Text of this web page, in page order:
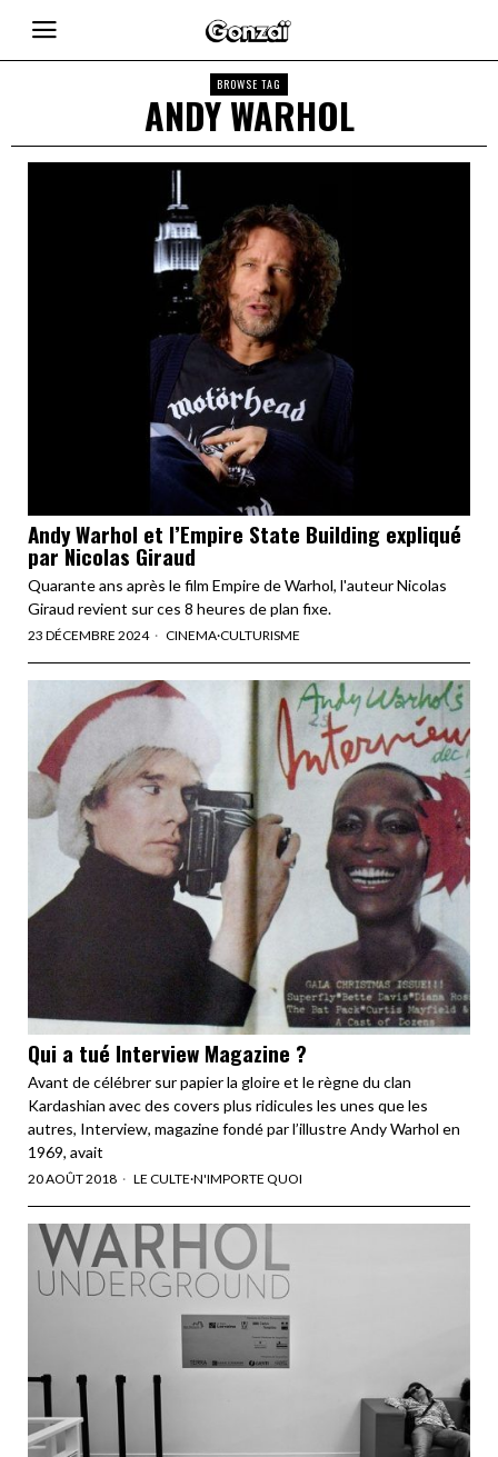
BROWSE TAG
ANDY WARHOL
Andy Warhol et l’Empire State Building expliqué
par Nicolas Giraud
Quarante ans après le film Empire de Warhol, l'auteur Nicolas
Giraud revient sur ces 8 heures de plan fixe.
23 DÉCEMBRE 2024 CINEMA·CULTURISME
Qui a tué Interview Magazine ?
Avant de célébrer sur papier la gloire et le règne du clan
Kardashian avec des covers plus ridicules les unes que les
autres, Interview, magazine fondé par l’illustre Andy Warhol en
1969, avait
20 AOÛT 2018 LE CULTE·N'IMPORTE QUOI